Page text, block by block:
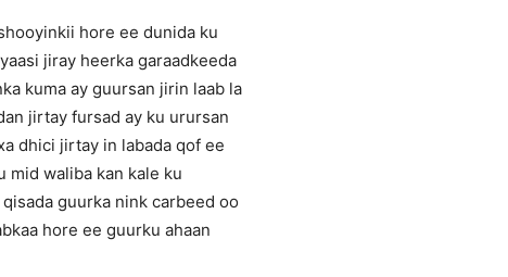
hore ee dunida ku
jiray heerka garaadkeeda
kuma ay guursan jirin laab la
jirtay fursad ay ku urursan
dhici jirtay in labada qof ee
mid waliba kan kale ku
guurka nink carbeed oo
hore ee guurku ahaan